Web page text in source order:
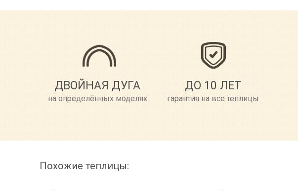
ДВОЙНАЯ ДУГА
на определённых моделях
ДО 10 ЛЕТ
гарантия на все теплицы
Похожие теплицы: